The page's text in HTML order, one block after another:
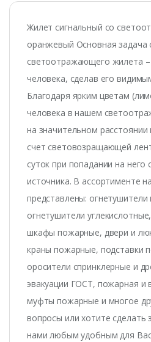
Жилет сигнальный со
оранжевый Основная задача
светоотражающего жилета –
человека, сделав его
Благодаря ярким цветам
человека в нашем
на значительном
счет световозращающей
суток при попадании на него
источника. В ассортименте
представлены:
огнетушители
шкафы пожарные, двери и
краны пожарные, подставки
оросители спринклерные и
эвакуации ГОСТ, пожарная и
муфты пожарные и многое
вопросы или хотите сделать
нами любым удобным для